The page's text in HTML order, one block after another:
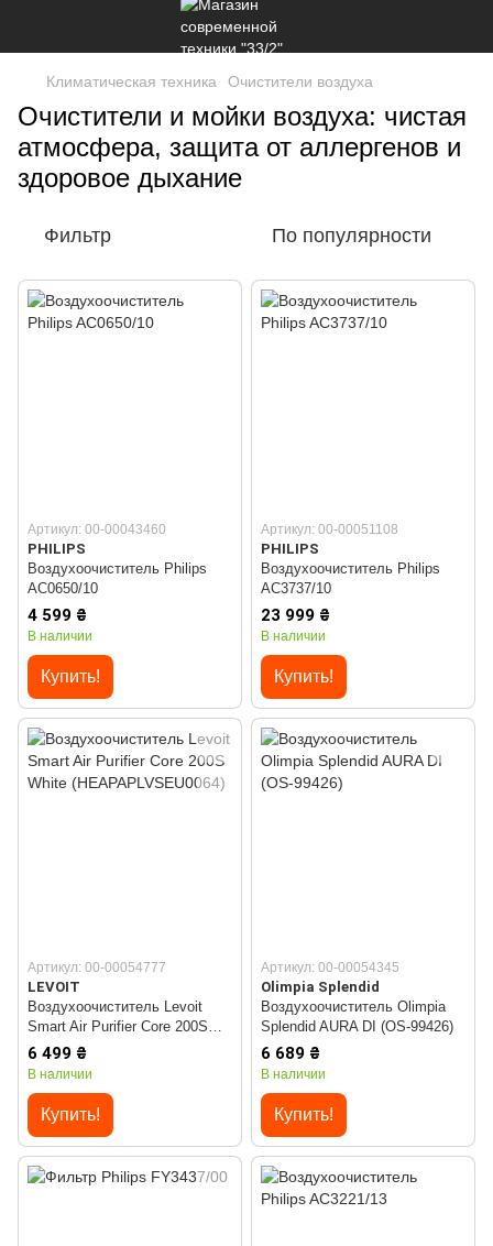
Климатическая техника Очистители воздуха
Очистители и мойки воздуха: чистая
атмосфера, защита от аллергенов и
здоровое дыхание
Фильтр По популярности
Артикул: 00-00043460
PHILIPS
Воздухоочиститель Philips
AC0650/10
4 599 ₴
В наличии
Купить!
Артикул: 00-00051108
PHILIPS
Воздухоочиститель Philips
AC3737/10
23 999 ₴
В наличии
Купить!
Артикул: 00-00054777
LEVOIT
Воздухоочиститель Levoit
Smart Air Purifier Core 200S
White (HEAPAPLVSEU0064)
6 499 ₴
В наличии
Купить!
Артикул: 00-00054345
Olimpia Splendid
Воздухоочиститель Olimpia
Splendid AURA DI (OS-99426)
6 689 ₴
В наличии
Купить!